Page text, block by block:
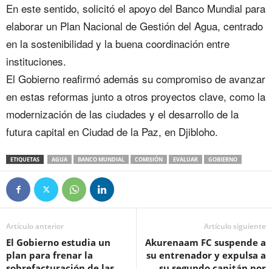
En este sentido, solicitó el apoyo del Banco Mundial para
elaborar un Plan Nacional de Gestión del Agua, centrado
en la sostenibilidad y la buena coordinación entre
instituciones.
El Gobierno reafirmó además su compromiso de avanzar
en estas reformas junto a otros proyectos clave, como la
modernización de las ciudades y el desarrollo de la
futura capital en Ciudad de la Paz, en Djibloho.
ETIQUETAS AGUA BANCO MUNDIAL COMISIÓN EVALUAR GOBIERNO
Artículo anterior
El Gobierno estudia un
plan para frenar la
Artículo siguiente
Akurenaam FC suspende a
su entrenador y expulsa a